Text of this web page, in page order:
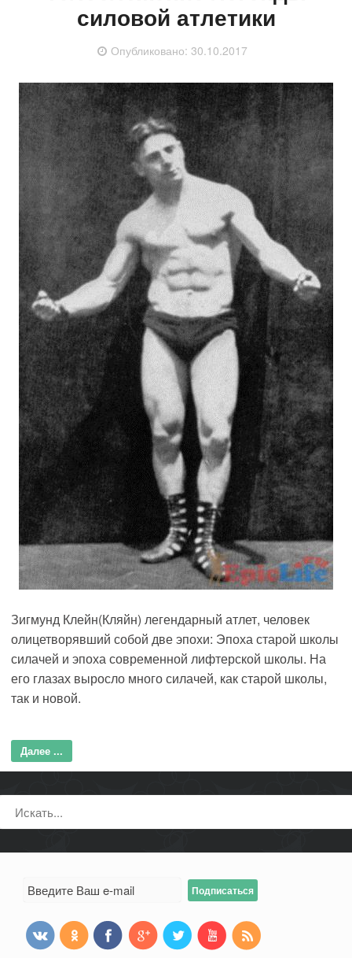
силовой атлетики
Опубликовано: 30.10.2017
Зигмунд Клейн(Кляйн) легендарный атлет, человек
олицетворявший собой две эпохи: Эпоха старой школы
силачей и эпоха современной лифтерской школы. На
его глазах выросло много силачей, как старой школы,
так и новой.
Далее ...